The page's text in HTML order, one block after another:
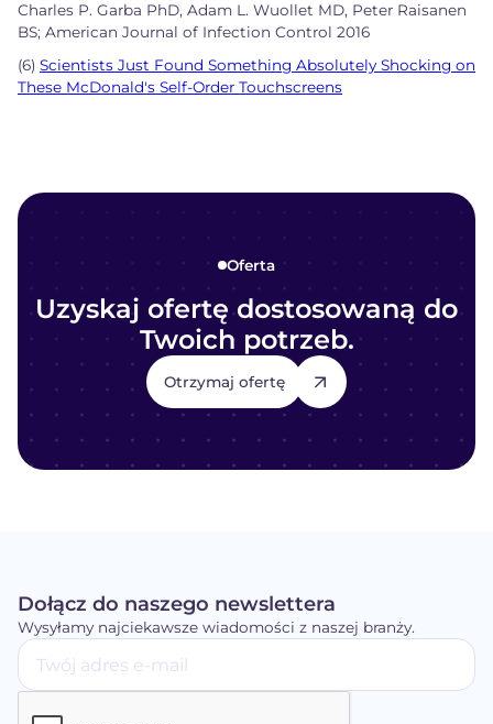
Charles P. Garba PhD, Adam L. Wuollet MD, Peter Raisanen
BS; American Journal of Infection Control 2016
(6) Scientists Just Found Something Absolutely Shocking on
These McDonald's Self-Order Touchscreens
Oferta
Uzyskaj ofertę dostosowaną do
Twoich potrzeb.
Otrzymaj ofertę
Dołącz do naszego newslettera
Wysyłamy najciekawsze wiadomości z naszej branży.